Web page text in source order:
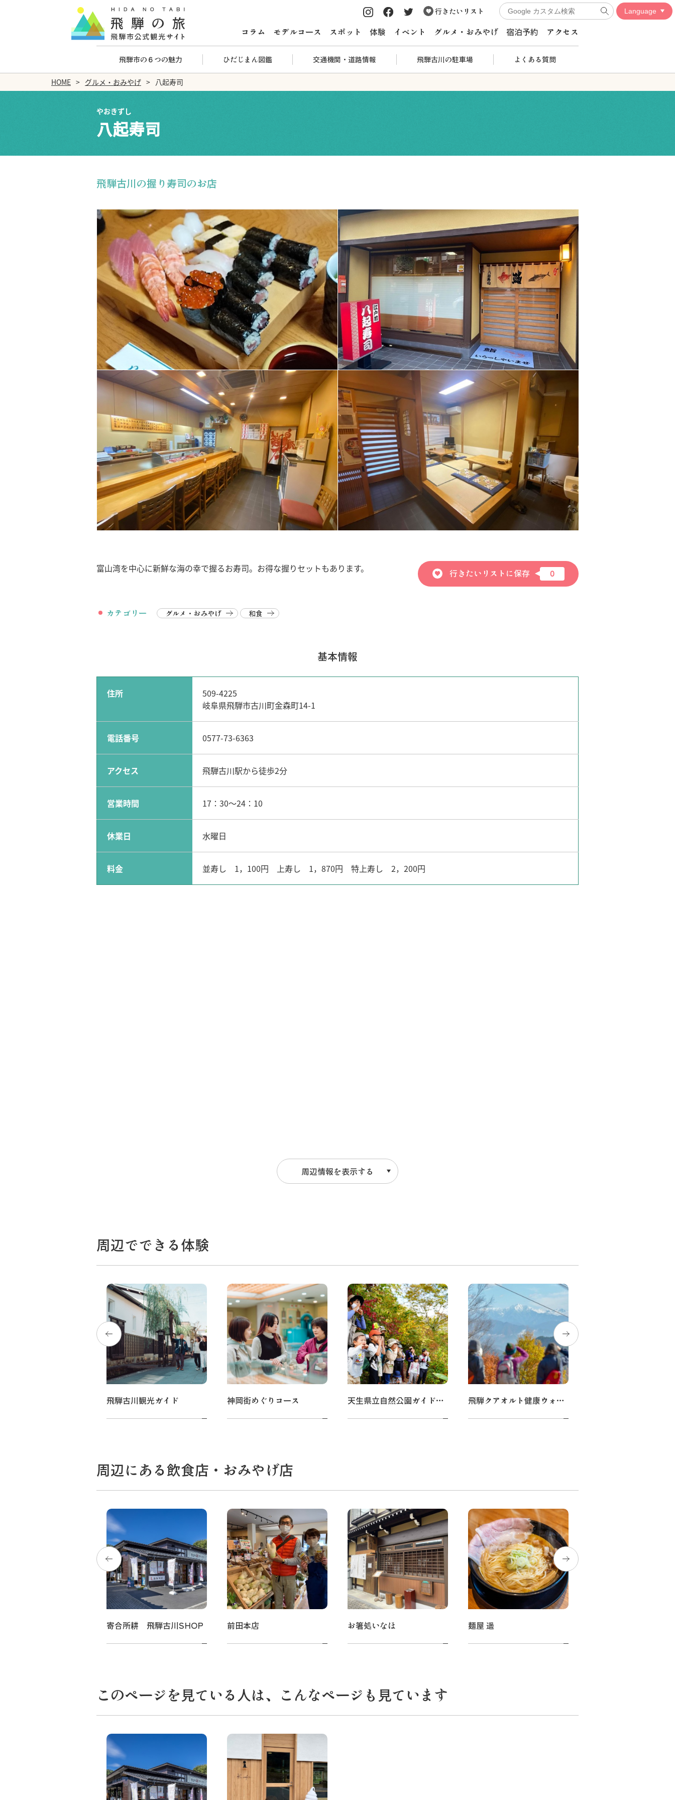
行きたいリスト
コラム モデルコース スポット 体験 イベント グルメ・おみやげ 宿泊予約 アクセス
飛騨市の６つの魅力 ひだじまん図鑑 交通機関・道路情報 飛騨古川の駐車場 よくある質問
HOME グルメ・おみやげ 八起寿司
やおきずし
八起寿司
飛騨古川の握り寿司のお店
富山湾を中心に新鮮な海の幸で握るお寿司。お得な握りセットもあります。 行きたいリストに保存 0
カテゴリー グルメ・おみやげ 和食
基本情報
住所
509-4225
岐阜県飛騨市古川町金森町14-1
電話番号 0577-73-6363
アクセス 飛騨古川駅から徒歩2分
営業時間 17：30～24：10
休業日 水曜日
料金 並寿し 1，100円 上寿し 1，870円 特上寿し 2，200円
周辺情報を表示する
周辺でできる体験
飛騨古川観光ガイド 神岡街めぐりコース 天生県立自然公園ガイドウォーク 飛騨クアオルト健康ウォーキング
周辺にある飲食店・おみやげ店
寄合所耕 飛騨古川SHOP 前田本店 お箸処いなほ 麺屋 遥
このページを見ている人は、こんなページも見ています